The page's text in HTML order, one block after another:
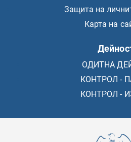
Защита на
Карта на
ОДИТНА
КОНТРОЛ -
КОНТРОЛ -